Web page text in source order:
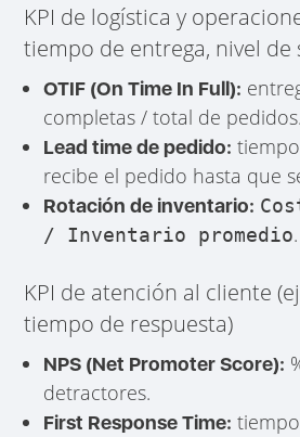
KPI de logística y
tiempo de entrega, nivel de
OTIF (On Time In Full):
completas / total de pedidos.
Lead time de pedido:
recibe el pedido hasta que
Rotación de inventario:
/ Inventario promedio.
KPI de atención al cliente
tiempo de respuesta)
NPS (Net Promoter Score):
detractores.
First Response Time: